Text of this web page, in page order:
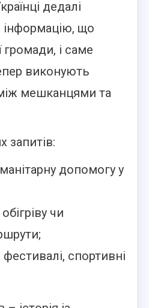
дедалі
що
громади, і саме
виконують
мешканцями та
запитів:
допомогу у
чи
фестивалі, спортивні